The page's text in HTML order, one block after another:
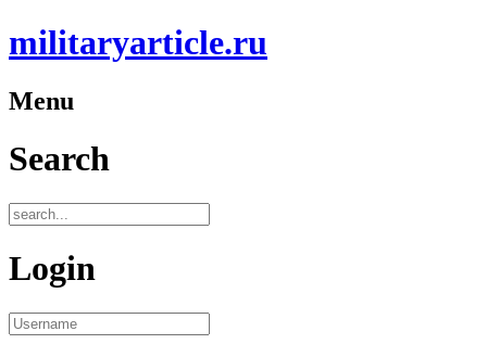
militaryarticle.ru
Menu
Search
Login